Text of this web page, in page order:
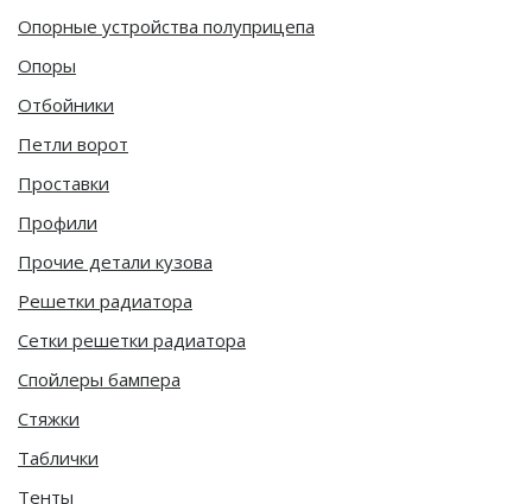
Опорные устройства полуприцепа
Опоры
Отбойники
Петли ворот
Проставки
Профили
Прочие детали кузова
Решетки радиатора
Сетки решетки радиатора
Спойлеры бампера
Стяжки
Таблички
Тенты